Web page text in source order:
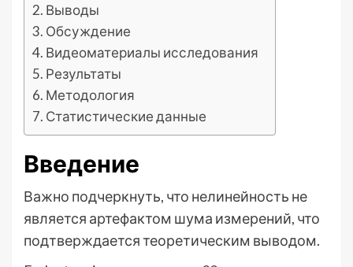
Выводы
Обсуждение
Видеоматериалы исследования
Результаты
Методология
Статистические данные
Введение
Важно подчеркнуть, что нелинейность не
является артефактом шума измерений, что
подтверждается теоретическим выводом.